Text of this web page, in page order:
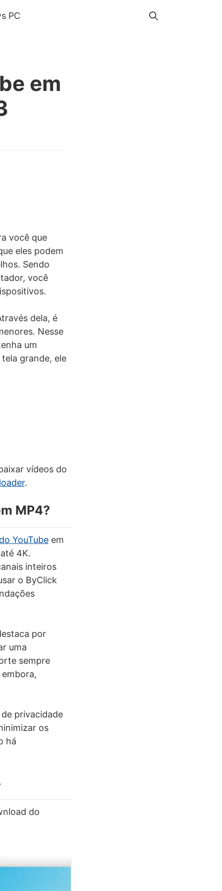
PC
em
você que
eles podem
Sendo
você
dela, é
Nesse
um
grande, ele
vídeos do
.
MP4?
YouTubeem
4K.
inteiros
o ByClick
por
uma
sempre
privacidade
os
há
do